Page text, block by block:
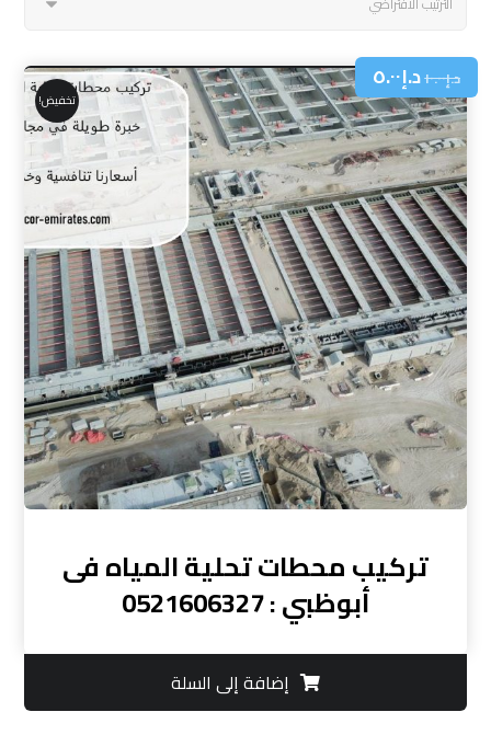
تركيب محطات تحلية المياه فى
أبوظبي : 0521606327
د.إ١٠.٠٠د.إ٥.٠٠
تخفيض!
إضافة إلى السلة